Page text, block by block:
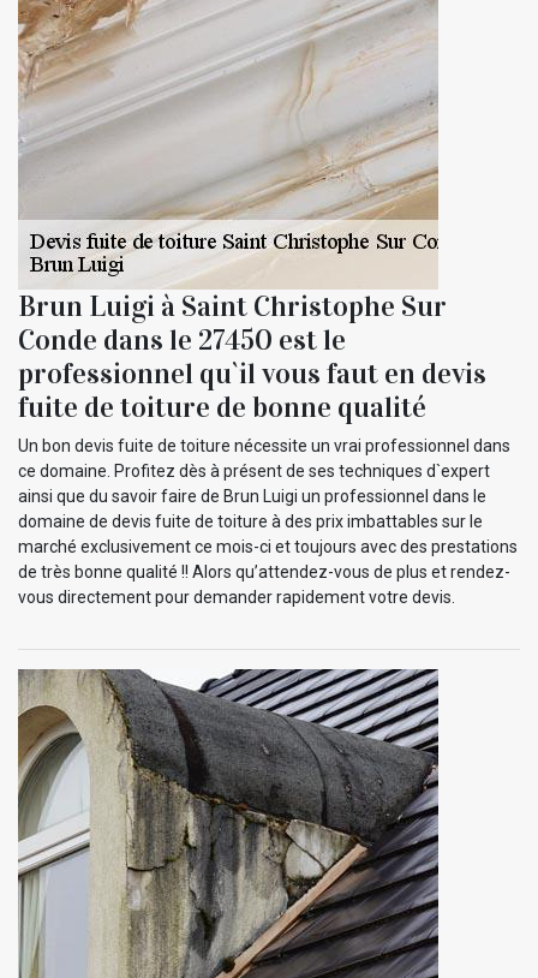
Brun Luigi à Saint Christophe Sur
Conde dans le 27450 est le
professionnel qu`il vous faut en devis
fuite de toiture de bonne qualité
Un bon devis fuite de toiture nécessite un vrai professionnel dans
ce domaine. Profitez dès à présent de ses techniques d`expert
ainsi que du savoir faire de Brun Luigi un professionnel dans le
domaine de devis fuite de toiture à des prix imbattables sur le
marché exclusivement ce mois-ci et toujours avec des prestations
de très bonne qualité !! Alors qu’attendez-vous de plus et rendez-
vous directement pour demander rapidement votre devis.